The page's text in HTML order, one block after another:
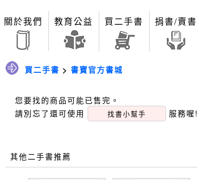
關於我們 教育公益 買二手書 捐書/賣書
買二手書 > 書寶官方書城
您要找的商品可能已售完。
請別忘了還可使用
找書小幫手 服務喔!
其他二手書推薦